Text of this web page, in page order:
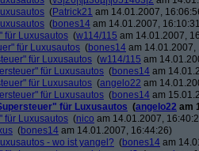
(Patrick21 am 14.01.2007,
(bones14 am 14.01.2007,
für Luxusautos (w114/115 am 14.01.2007,
für Luxusautos (bones14 am 14.01.2007,
für Luxusautos (w114/115 am
für Luxusautos (bones14 am
für Luxusautos (angelo22 am
für Luxusautos (bones14 am
für Luxusautos (angelo22 am
für Luxusautos (nico am 14.01.2007,
(bones14 am 14.01.2007, 16:44:26)
- wo ist yangel? (bones14 am